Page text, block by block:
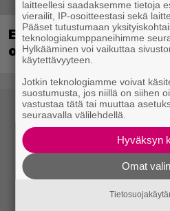
EA myytiin Saudi-
odotetaan
laitteellesi saadaksemme tietoja
vierailit, IP-osoitteestasi sekä
Pääset tutustumaan
teknologiakumppaneihimme
Hylkääminen voi vaikuttaa
käytettävyyteen.
Jotkin teknologiamme voivat
suostumusta, jos niillä on siihen
vastustaa tätä tai muuttaa
seuraavalla välilehdellä.
Hyväksyn
Omat